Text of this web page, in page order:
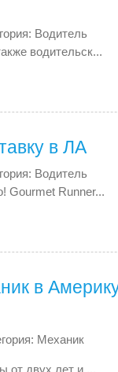
Водитель
водительск...
в ЛА
Водитель
Gourmet Runner...
в
Механик
от двух лет и ...